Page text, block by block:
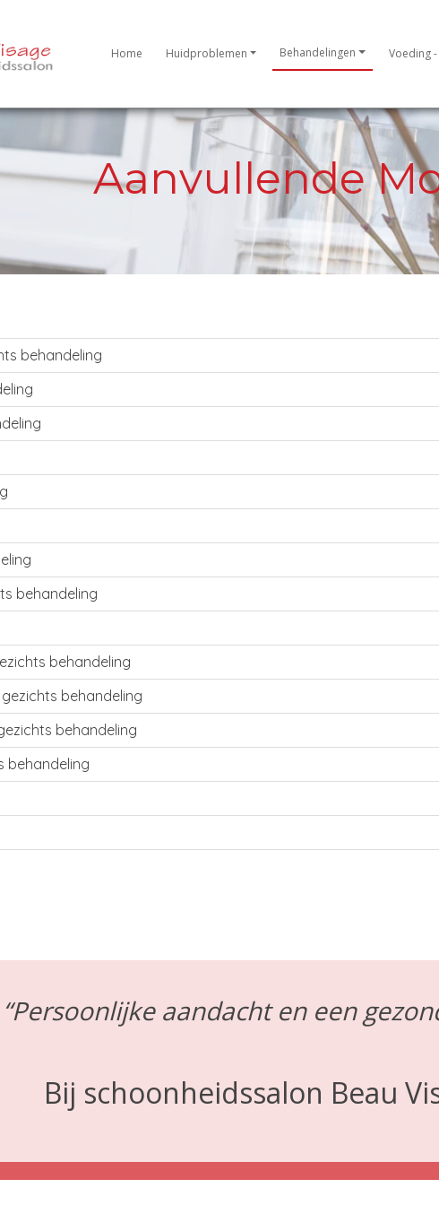
Home Huidproblemen Behandelingen Voeding
Aanvullende
behandeling
behandeling
behandeling
behandeling
behandeling
behandeling
“Persoonlijke aandacht en een
Bij schoonheidssalon Beau